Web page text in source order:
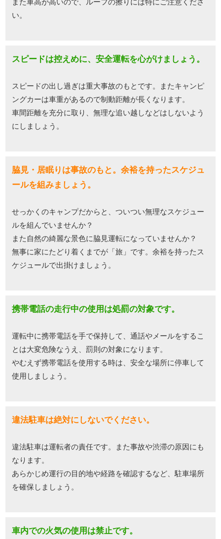
また車高が高いので、ルーフの擦りには特にご注意くださ
い。
スピードは控えめに、安全運転を心がけましょう。
スピードの出し過ぎは重大事故のもとです。またキャンピ
ングカーは車重があるので制動距離が長くなります。
車間距離を充分に取り、無理な追い越しなどはしないよう
にしましょう。
脇見・居眠りは事故のもと。余裕を持ったスケジュ
ールを組みましょう。
せっかくのキャンプだからと、ついつい無理なスケジュー
ルを組んでいませんか？
また自然の綺麗な景色に脇見運転になっていませんか？
無事に家にたどり着くまでが「旅」です。余裕を持ったス
ケジュールで出掛けましょう。
携帯電話の走行中の使用は処罰の対象です。
運転中に携帯電話を手で保持して、通話やメールをするこ
とは大変危険なうえ、罰則の対象になります。
やむえず携帯電話を使用する時は、安全な場所に停車して
使用しましょう。
違法駐車は絶対にしないでください。
違法駐車は運転者の責任です。また事故や渋滞の原因にも
なります。
あらかじめ運行の目的地や経路を確認するなど、駐車場所
を確保しましょう。
車内での火気の使用は禁止です。